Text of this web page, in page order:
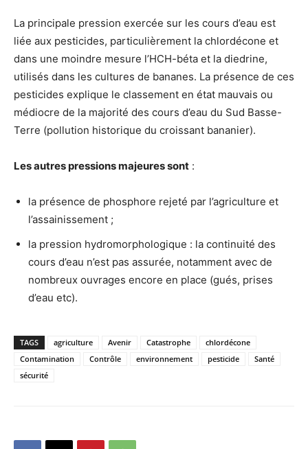
La principale pression exercée sur les cours d’eau est
liée aux pesticides, particulièrement la chlordécone et
dans une moindre mesure l’HCH-béta et la diedrine,
utilisés dans les cultures de bananes. La présence de ces
pesticides explique le classement en état mauvais ou
médiocre de la majorité des cours d’eau du Sud Basse-
Terre (pollution historique du croissant bananier).
Les autres pressions majeures sont :
la présence de phosphore rejeté par l’agriculture et
l’assainissement ;
la pression hydromorphologique : la continuité des
cours d’eau n’est pas assurée, notamment avec de
nombreux ouvrages encore en place (gués, prises
d’eau etc).
TAGS agriculture Avenir Catastrophe
chlordécone
Contamination
Contrôle environnement pesticide
Santé
sécurité